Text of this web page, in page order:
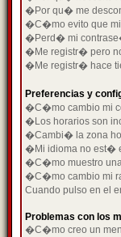
�Por qu� me
�C�mo evito que mi
�Perd� mi
�Me registr� pero
�Me registr� hace
Preferencias y
�C�mo cambio mi
�Los horarios son
�Cambi� la zona
�Mi idioma no est�
�C�mo muestro
�C�mo cambio mi
Cuando pulso en el
Problemas con los
�C�mo creo un